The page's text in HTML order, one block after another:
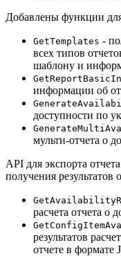
Добавлены функции
GetTemplates -
всех типов
шаблону и
информации об
доступности по
мульти-отчета о
API для экспорта
получения результатов
расчета отчета о
результатов
отчете в формате